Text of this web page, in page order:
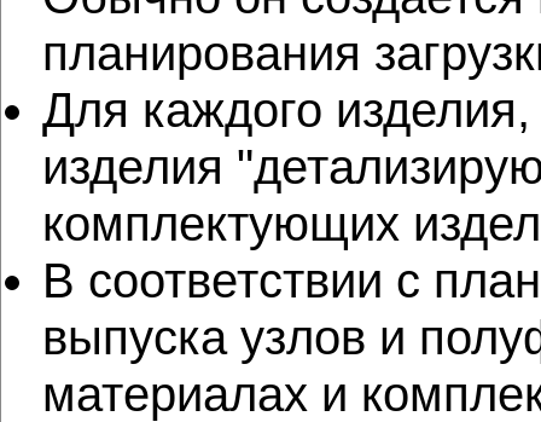
планирования
Для каждого
изделия
комплектующих
В соответствии с
выпуска узлов и
материалах и